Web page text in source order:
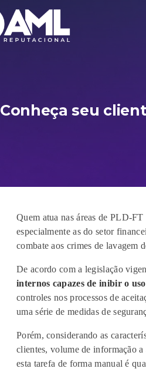
Conheça seu
Quem atua nas áreas de PLD-FT
especialmente as do setor
combate aos crimes de lavagem
De acordo com a legislação
internos capazes de inibir o
controles nos processos de
uma série de medidas de
Porém, considerando as caract
clientes, volume de informação a
esta tarefa de forma manual é